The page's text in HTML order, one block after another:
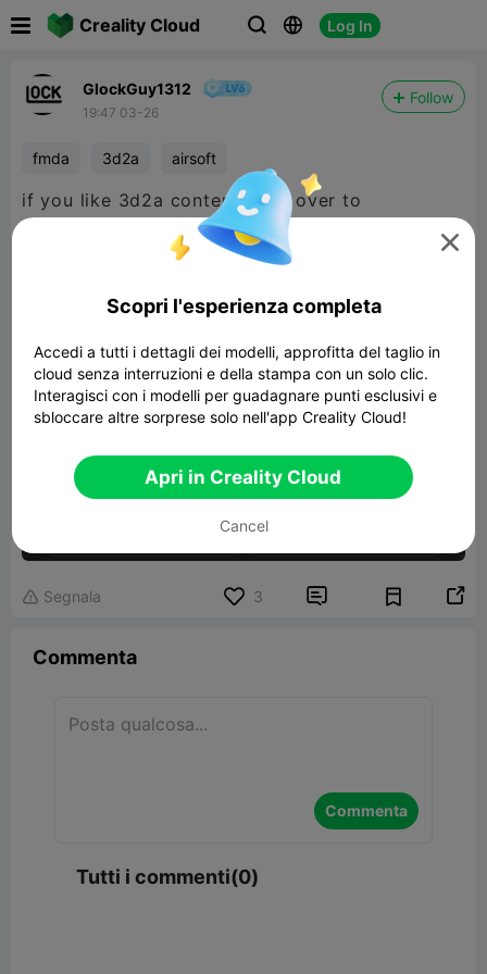
Creality Cloud   Log In
GlockGuy1312
19:47 03-26
Follow
fmda 3d2a airsoft
if you like 3d2a content head over to
 Segnala 3  
Commenta
Commenta
Tutti i commenti(0)

Scopri l'esperienza completa
Accedi a tutti i dettagli dei modelli, approfitta del taglio in
cloud senza interruzioni e della stampa con un solo clic.
Interagisci con i modelli per guadagnare punti esclusivi e
sbloccare altre sorprese solo nell'app Creality Cloud!
Apri in Creality Cloud
Cancel